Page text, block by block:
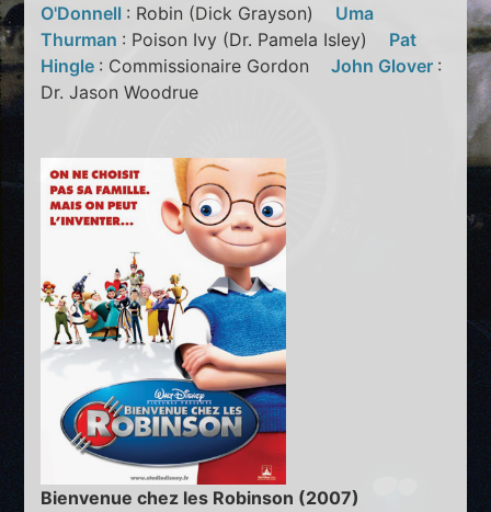
O'Donnell : Robin (Dick Grayson) Uma
Thurman : Poison Ivy (Dr. Pamela Isley) Pat
Hingle : Commissionaire GordonJohn Glover :
Dr. Jason Woodrue
Bienvenue chez les Robinson (2007)